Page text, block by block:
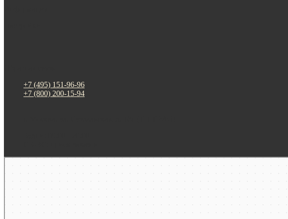
+7 (495) 151-96-96
+7 (800) 200-15-94
Москва